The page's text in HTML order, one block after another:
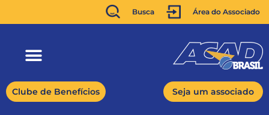
Busca Área do Associado
Clube de Benefícios Seja um associado